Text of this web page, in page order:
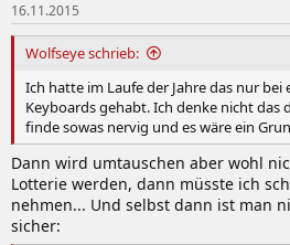
16.11.2015
Wolfseye schrieb:
Ich hatte im Laufe der Jahre das nur bei
Keyboards gehabt. Ich denke nicht das
finde sowas nervig und es wäre ein
Dann wird umtauschen aber wohl
Lotterie werden, dann müsste ich
nehmen... Und selbst dann ist man
sicher: